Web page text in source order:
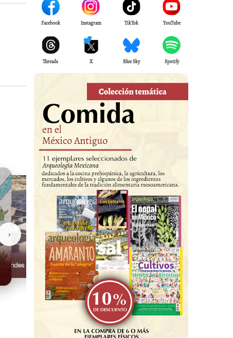
Casas Grandes
›
Facebook Instagram TikTok YouTube
Threads X Blue Sky Spotify